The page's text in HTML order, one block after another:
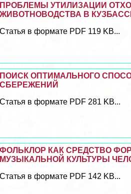
ПРОБЛЕМЫ УТИЛИЗАЦИИ
ЖИВОТНОВОДСТВА В
Статья в формате PDF 119 KB...
ПОИСК ОПТИМАЛЬНОГО
СБЕРЕЖЕНИЙ
Статья в формате PDF 281 KB...
ФОЛЬКЛОР КАК СРЕДСТВО
МУЗЫКАЛЬНОЙ КУЛЬТУРЫ
Статья в формате PDF 142 KB...